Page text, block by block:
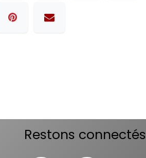
Restons connectés